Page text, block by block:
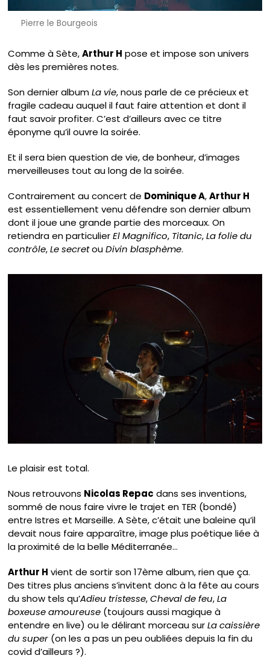
Pierre le Bourgeois
Comme à Sète,Arthur H pose et impose son univers
dès les premières notes.
Son dernier albumLa vie, nous parle de ce précieux et
fragile cadeau auquel il faut faire attention et dont il
faut savoir profiter. C’est d’ailleurs avec ce titre
éponyme qu’il ouvre la soirée.
Et il sera bien question de vie, de bonheur, d’images
merveilleuses tout au long de la soirée.
Contrairement au concert de Dominique A,Arthur H
est essentiellement venu défendre son dernier album
dont il joue une grande partie des morceaux. On
retiendra en particulierEl Magnifico, Titanic,La folie du
contrôle,Le secretouDivin blasphème.
Le plaisir est total.
Nous retrouvons Nicolas Repac dans ses inventions,
sommé de nous faire vivre le trajet en TER (bondé)
entre Istres et Marseille. A Sète, c’était une baleine qu’il
devait nous faire apparaître, image plus poétique liée à
la proximité de la belle Méditerranée…
Arthur H vient de sortir son 17ème album, rien que ça.
Des titres plus anciens s’invitent donc à la fête au cours
du show tels qu’Adieu tristesse,Cheval de feu,La
boxeuse amoureuse (toujours aussi magique à
entendre en live) ou le délirant morceau surLa caissière
du super (on les a pas un peu oubliées depuis la fin du
covid d’ailleurs ?).